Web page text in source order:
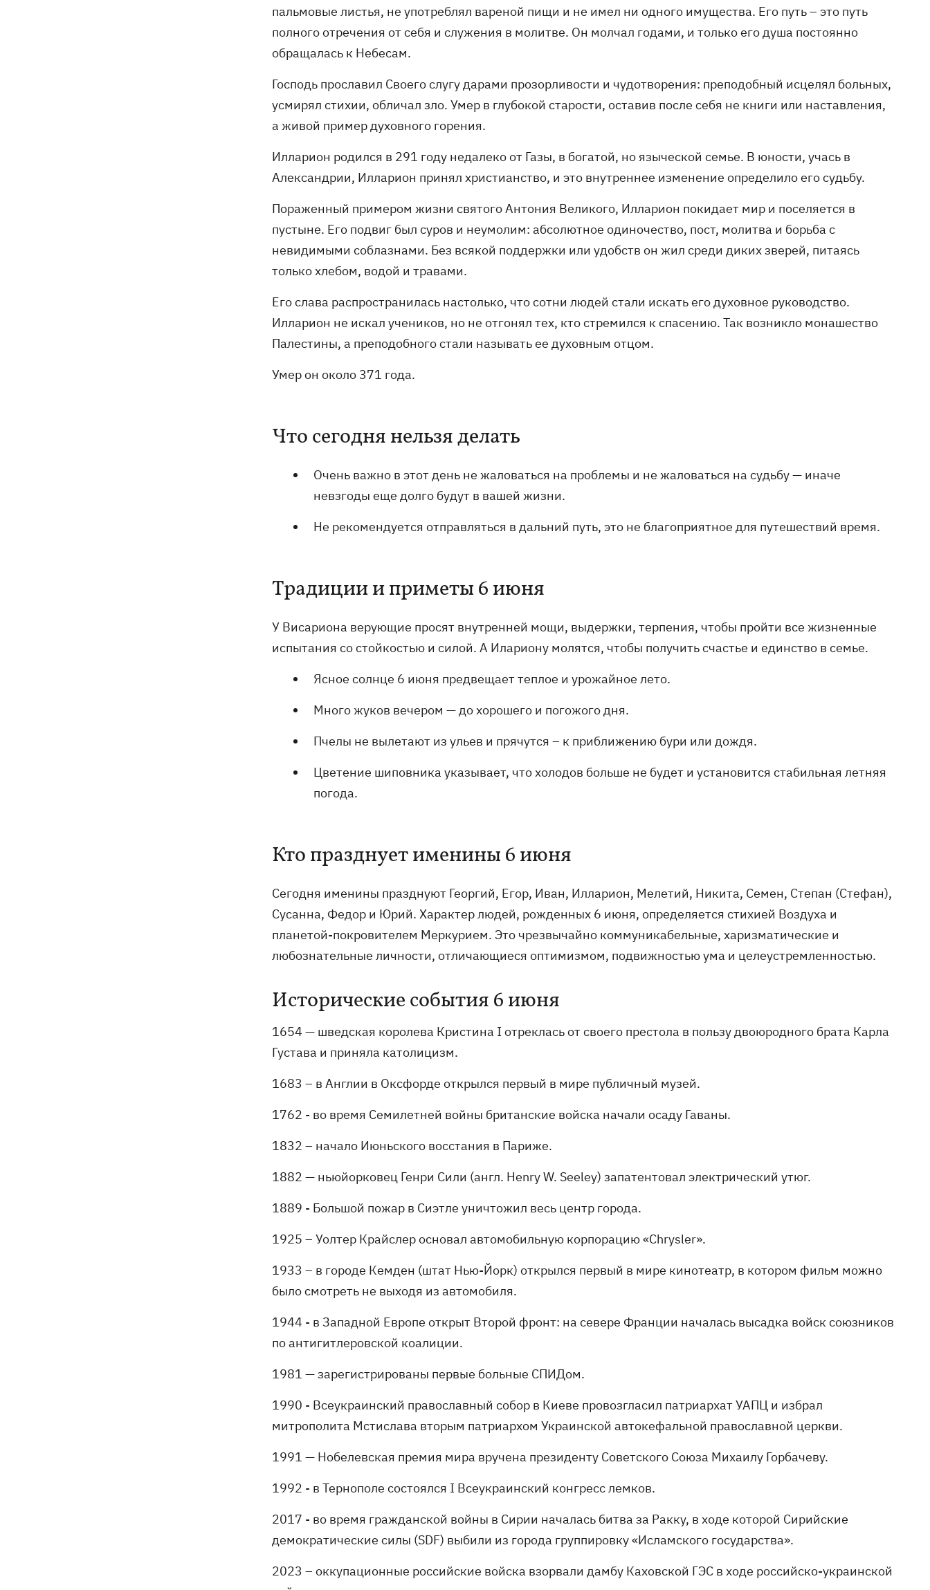
пальмовые листья, не употреблял вареной пищи и не имел ни одного имущества. Его путь – это путь
полного отречения от себя и служения в молитве. Он молчал годами, и только его душа постоянно
обращалась к Небесам.
Господь прославил Своего слугу дарами прозорливости и чудотворения: преподобный исцелял больных,
усмирял стихии, обличал зло. Умер в глубокой старости, оставив после себя не книги или наставления,
а живой пример духовного горения.
Илларион родился в 291 году недалеко от Газы, в богатой, но языческой семье. В юности, учась в
Александрии, Илларион принял христианство, и это внутреннее изменение определило его судьбу.
Пораженный примером жизни святого Антония Великого, Илларион покидает мир и поселяется в
пустыне. Его подвиг был суров и неумолим: абсолютное одиночество, пост, молитва и борьба с
невидимыми соблазнами. Без всякой поддержки или удобств он жил среди диких зверей, питаясь
только хлебом, водой и травами.
Его слава распространилась настолько, что сотни людей стали искать его духовное руководство.
Илларион не искал учеников, но не отгонял тех, кто стремился к спасению. Так возникло монашество
Палестины, а преподобного стали называть ее духовным отцом.
Умер он около 371 года.
Что сегодня нельзя делать
Очень важно в этот день не жаловаться на проблемы и не жаловаться на судьбу — иначе
невзгоды еще долго будут в вашей жизни.
Не рекомендуется отправляться в дальний путь, это не благоприятное для путешествий время.
Традиции и приметы 6 июня
У Висариона верующие просят внутренней мощи, выдержки, терпения, чтобы пройти все жизненные
испытания со стойкостью и силой. А Илариону молятся, чтобы получить счастье и единство в семье.
Ясное солнце 6 июня предвещает теплое и урожайное лето.
Много жуков вечером — до хорошего и погожого дня.
Пчелы не вылетают из ульев и прячутся – к приближению бури или дождя.
Цветение шиповника указывает, что холодов больше не будет и установится стабильная летняя
погода.
Кто празднует именины 6 июня
Сегодня именины празднуют Георгий, Егор, Иван, Илларион, Мелетий, Никита, Семен, Степан (Стефан),
Сусанна, Федор и Юрий. Характер людей, рожденных 6 июня, определяется стихией Воздуха и
планетой-покровителем Меркурием. Это чрезвычайно коммуникабельные, харизматические и
любознательные личности, отличающиеся оптимизмом, подвижностью ума и целеустремленностью.
Исторические события 6 июня
1654 — шведская королева Кристина I отреклась от своего престола в пользу двоюродного брата Карла
Густава и приняла католицизм.
1683 – в Англии в Оксфорде открылся первый в мире публичный музей.
1762 - во время Семилетней войны британские войска начали осаду Гаваны.
1832 – начало Июньского восстания в Париже.
1882 — ньюйорковец Генри Сили (англ. Henry W. Seeley) запатентовал электрический утюг.
1889 - Большой пожар в Сиэтле уничтожил весь центр города.
1925 – Уолтер Крайслер основал автомобильную корпорацию «Chrysler».
1933 – в городе Кемден (штат Нью-Йорк) открылся первый в мире кинотеатр, в котором фильм можно
было смотреть не выходя из автомобиля.
1944 - в Западной Европе открыт Второй фронт: на севере Франции началась высадка войск союзников
по антигитлеровской коалиции.
1981 — зарегистрированы первые больные СПИДом.
1990 - Всеукраинский православный собор в Киеве провозгласил патриархат УАПЦ и избрал
митрополита Мстислава вторым патриархом Украинской автокефальной православной церкви.
1991 — Нобелевская премия мира вручена президенту Советского Союза Михаилу Горбачеву.
1992 - в Тернополе состоялся I Всеукраинский конгресс лемков.
2017 - во время гражданской войны в Сирии началась битва за Ракку, в ходе которой Сирийские
демократические силы (SDF) выбили из города группировку «Исламского государства».
2023 – оккупационные российские войска взорвали дамбу Каховской ГЭС в ходе российско-украинской